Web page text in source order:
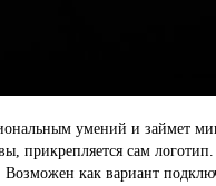
умений и займет
прикрепляется сам
Возможен как вариант